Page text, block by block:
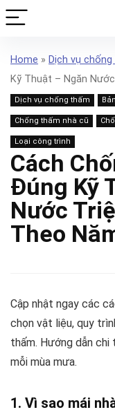
Home » Dịch vụ
Kỹ Thuật – Ngăn
Dịch vụ chống thấm
Chống thấm nhà cũ
Loại công trình
Cách
Đúng Kỹ
Nước
Theo
Cập nhật ngay các
chọn vật liệu, quy
thấm. Hướng dẫn
mỗi mùa mưa.
1. Vì sao mái